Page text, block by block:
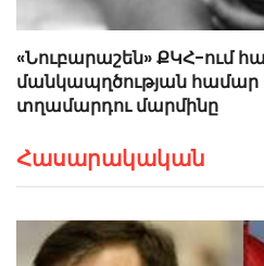
«Նուբարաշեն» ՔԿՀ-ում
մանկապղծության
տղամարդու մարմինը
Հասարակական